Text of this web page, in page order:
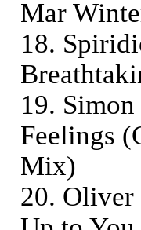
Mar
18.
19.
Feelings
Mix)
20. Oliver